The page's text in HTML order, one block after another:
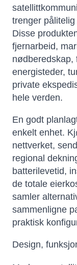
trenger
Disse
fjernarbeid,
nødberedskap,
energisteder,
private
hele verden.
En godt
enkelt enhet.
nettverket,
regional
batterilevetid,
de totale
samler
sammenligne
praktisk
Design,